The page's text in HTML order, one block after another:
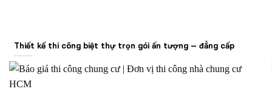
Thiết kế thi công biệt thự trọn gói ấn tượng – đẳng cấp